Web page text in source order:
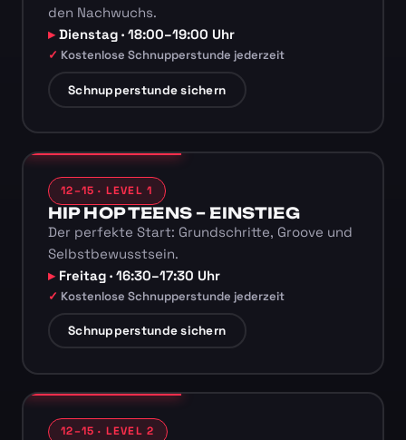
den Nachwuchs.
Dienstag · 18:00–19:00 Uhr
Kostenlose Schnupperstunde jederzeit
Schnupperstunde sichern
12–15 · LEVEL 1
HIP HOP TEENS – EINSTIEG
Der perfekte Start: Grundschritte, Groove und
Selbstbewusstsein.
Freitag · 16:30–17:30 Uhr
Kostenlose Schnupperstunde jederzeit
Schnupperstunde sichern
12–15 · LEVEL 2